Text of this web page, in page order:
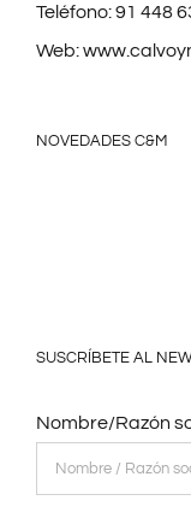
Teléfono:91 448
Web:
NOVEDADES C&M
SUSCRÍBETE AL
Nombre/Razón